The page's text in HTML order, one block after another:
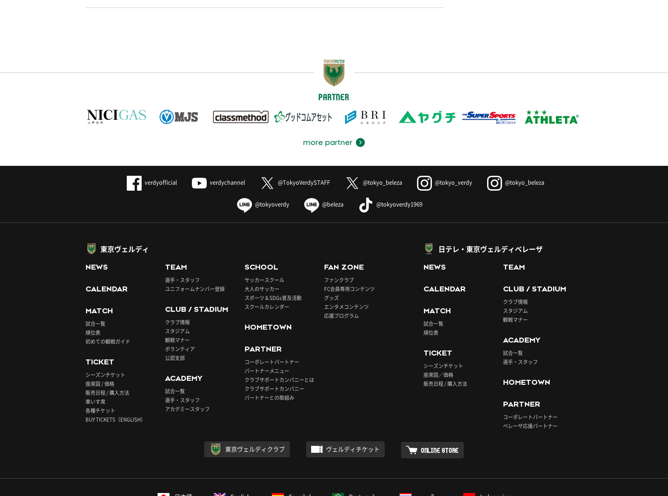
PARTNER
more partner
verdyofficial verdychannel @TokyoVerdySTAFF @tokyo_beleza @tokyo_verdy @tokyo_beleza
@tokyoverdy @beleza @tokyoverdy1969
東京ヴェルディ
NEWS
CALENDAR
MATCH
試合一覧
順位表
初めての観戦ガイド
TICKET
シーズンチケット
座席図 / 価格
販売日程 / 購入方法
車いす席
各種チケット
BUY TICKETS（ENGLISH）
TEAM
選手・スタッフ
ユニフォームナンバー登録
CLUB / STADIUM
クラブ情報
スタジアム
観戦マナー
ボランティア
公認支部
ACADEMY
試合一覧
選手・スタッフ
アカデミースタッフ
SCHOOL
サッカースクール
大人のサッカー
スポーツ＆SDGs普及活動
スクールカレンダー
HOMETOWN
PARTNER
コーポレートパートナー
パートナーメニュー
クラブサポートカンパニーとは
クラブサポートカンパニー
パートナーとの取組み
FAN ZONE
ファンクラブ
FC会員専用コンテンツ
グッズ
エンタメコンテンツ
応援プログラム
日テレ・東京ヴェルディベレーザ
NEWS
CALENDAR
MATCH
試合一覧
順位表
TICKET
シーズンチケット
座席図／価格
販売日程 / 購入方法
TEAM
CLUB / STADIUM
クラブ情報
スタジアム
観戦マナー
ACADEMY
試合一覧
選手・スタッフ
HOMETOWN
PARTNER
コーポレートパートナー
ベレーザ応援パートナー
東京ヴェルディクラブ ヴェルディチケット ONLINE STORE